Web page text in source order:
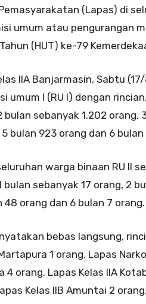
(Lapas) di
umum atau pengurangan
(HUT) ke-79
IIA Banjarmasin, Sabtu
umum I (RU I) dengan
sebanyak 1.202 orang,
bulan 923 orang dan 6 bulan
warga binaan RU II
sebanyak 17 orang, 2
48 orang dan 6 bulan 7 orang.
bebas langsung,
1 orang, Lapas
4 orang, Lapas Kelas IIA
Kelas IIB Amuntai 2